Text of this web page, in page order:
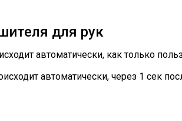
для рук
автоматически, как только
автоматически, через 1 сек